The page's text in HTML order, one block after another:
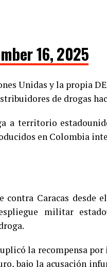
16, 2025
Unidas y la propia
de drogas
a territorio
en Colombia
Caracas desde
militar
la recompensa
bajo la acusación